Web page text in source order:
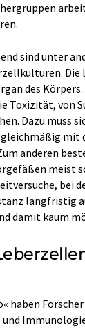
sind unter
Die
des Körpers.
Toxizität, von
Dazu muss
mit
anderen
meist
bei
langfristig
damit kaum
haben